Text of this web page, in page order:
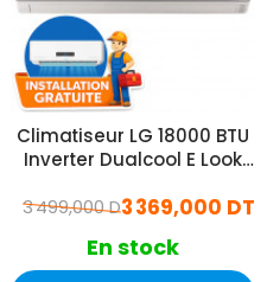
Climatiseur LG 18000 BTU
Inverter Dualcool E Look
3 369,000 DT
3 499,000 DT
En stock